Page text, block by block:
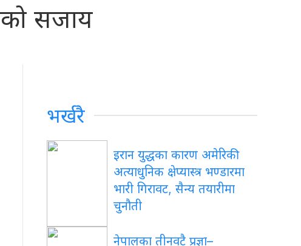
सजाय
भर्खरै
इरान युद्धका कारण अमेरिकी
अत्याधुनिक क्षेप्यास्त्र भण्डारमा
भारी गिरावट, सैन्य तयारीमा
चुनौती
नेपालका तीनवटै प्रज्ञा–